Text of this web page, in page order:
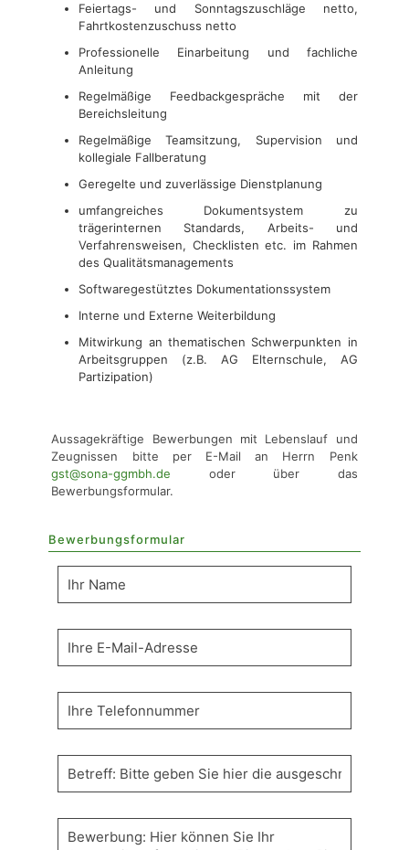
Feiertags- und Sonntagszuschläge netto,
Fahrtkostenzuschuss netto
Professionelle Einarbeitung und fachliche
Anleitung
Regelmäßige Feedbackgespräche mit der
Bereichsleitung
Regelmäßige Teamsitzung, Supervision und
kollegiale Fallberatung
Geregelte und zuverlässige Dienstplanung
umfangreiches Dokumentsystem zu
trägerinternen Standards, Arbeits- und
Verfahrensweisen, Checklisten etc. im Rahmen
des Qualitätsmanagements
Softwaregestütztes Dokumentationssystem
Interne und Externe Weiterbildung
Mitwirkung an thematischen Schwerpunkten in
Arbeitsgruppen (z.B. AG Elternschule, AG
Partizipation)
Aussagekräftige Bewerbungen mit Lebenslauf und
Zeugnissen bitte per E-Mail an Herrn Penk
gst@sona-ggmbh.de oder über das
Bewerbungsformular.
Bewerbungsformular